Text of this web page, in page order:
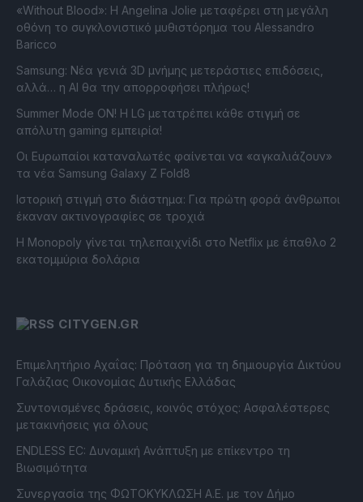
«Without Blood»: Η Angelina Jolie μεταφέρει στη μεγάλη
οθόνη το συγκλονιστικό μυθιστόρημα του Alessandro
Baricco
Samsung: Νέα γενιά 3D μνήμης μετεράστιες επιδόσεις,
αλλά… η AI θα την απορροφήσει πλήρως!
Summer Mode ON! Η LG μετατρέπει κάθε στιγμή σε
απόλυτη gaming εμπειρία!
Οι Ευρωπαίοι καταναλωτές φαίνεται να «αγκαλιάζουν»
τα νέα Samsung Galaxy Z Fold8
Ιστορική στιγμή στο διάστημα: Για πρώτη φορά άνθρωποι
έκαναν ακτινογραφίες σε τροχιά
Η Monopoly γίνεται τηλεπαιχνίδι στο Netflix με έπαθλο 2
εκατομμύρια δολάρια
CITYGEN.GR
Επιμελητήριο Αχαΐας: Πρόταση για τη δημιουργία Δικτύου
Γαλάζιας Οικονομίας Δυτικής Ελλάδας
Συντονισμένες δράσεις, κοινός στόχος: Ασφαλέστερες
μετακινήσεις για όλους
ENDLESS EC: Δυναμική Ανάπτυξη με επίκεντρο τη
Βιωσιμότητα
Συνεργασία της ΦΩΤΟΚΥΚΛΩΣΗ Α.Ε. με τον Δήμο